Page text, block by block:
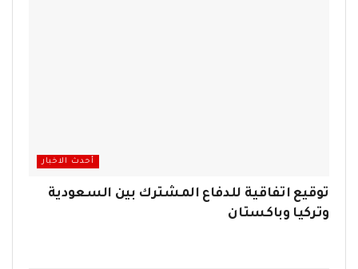
أحدث الاخبار
توقيع اتفاقية للدفاع المشترك بين السعودية
وتركيا وباكستان